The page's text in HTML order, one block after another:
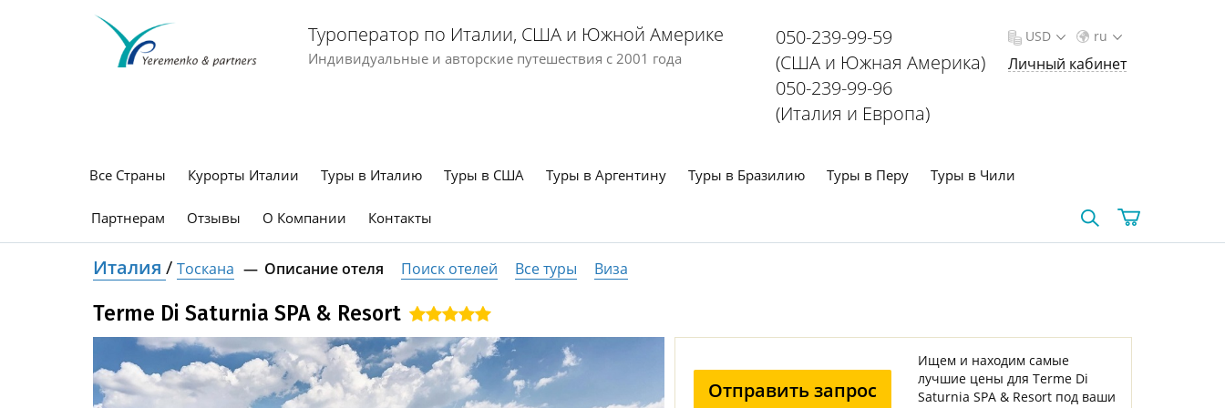
Туроператор по Италии, США и Южной Америке
Индивидуальные и авторские путешествия с 2001 года
050-239-99-59
(США и Южная Америка)
050-239-99-96
(Италия и Европа)
ru
USD
Личный кабинет
Все Страны Курорты Италии Туры в Италию Туры в США Туры в Аргентину Туры в Бразилию Туры в Перу Туры в Чили
Партнерам Отзывы О Компании Контакты
Италия / Тоскана Описание отеля Поиск отелей Все туры Виза
Terme Di Saturnia SPA & Resort
Отправить запрос
Ищем и находим самые
лучшие цены для Terme Di
Saturnia SPA & Resort под ваши